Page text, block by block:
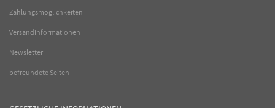
Zahlungsmöglichkeiten
Versandinformationen
Newsletter
befreundete Seiten